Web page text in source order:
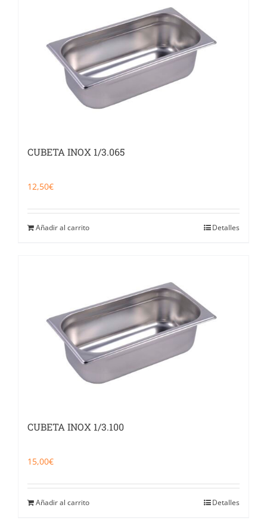
Food Service y Vending
91 629 17 10
CUBETA INOX 1/3.065
12,50€
Añadir al carrito Detalles
CUBETA INOX 1/3.100
15,00€
Añadir al carrito Detalles